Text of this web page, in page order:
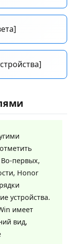
первых,
Honor
устройства.
имеет
вид,